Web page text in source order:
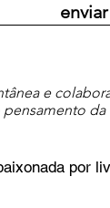
enviar
e
da
por